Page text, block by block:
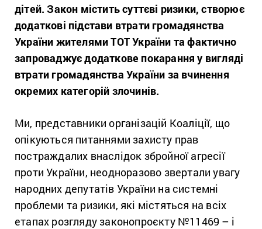
дітей. Закон містить суттєві ризики, створює
додаткові підстави втрати громадянства
України жителями ТОТ України та фактично
запроваджує додаткове покарання у вигляді
втрати громадянства України за вчинення
окремих категорій злочинів.
Ми, представники організацій Коаліції, що
опікуються питаннями захисту прав
постраждалих внаслідок збройної агресії
проти України, неодноразово звертали увагу
народних депутатів України на системні
проблеми та ризики, які містяться на всіх
етапах розгляду законопроєкту №11469 – і